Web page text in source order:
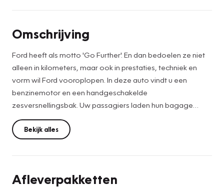
Omschrijving
Ford heeft als motto 'Go Further'. En dan bedoelen ze niet
alleen in kilometers, maar ook in prestaties, techniek en
vorm wil Ford vooroplopen. In deze auto vindt u een
benzinemotor en een handgeschakelde
zesversnellingsbak. Uw passagiers laden hun bagage
moeiteloos in en uit; de ruime deuropening met schuifdeur
maakt het mogelijk. Dankzij Connected Services weet u
precies waar uw auto geparkeerd staat. Ook andere
gerommel aan de audioknoppen. De audiobediening op
Bekijk alles
Afleverpakketten